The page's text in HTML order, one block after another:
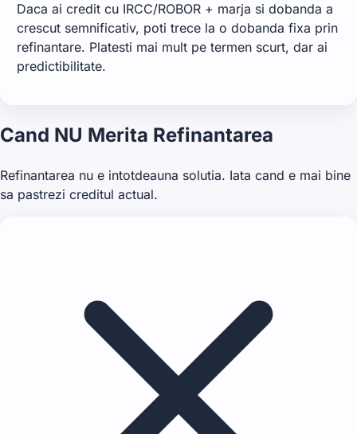
Daca ai credit cu IRCC/ROBOR + marja si dobanda a
crescut semnificativ, poti trece la o dobanda fixa prin
refinantare. Platesti mai mult pe termen scurt, dar ai
predictibilitate.
Cand NU Merita Refinantarea
Refinantarea nu e intotdeauna solutia. Iata cand e mai bine
sa pastrezi creditul actual.